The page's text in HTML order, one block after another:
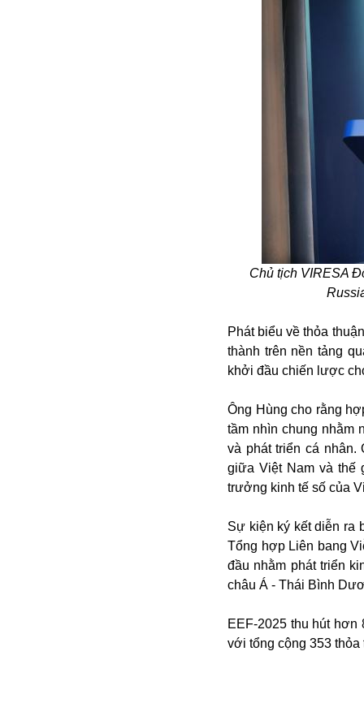
Chủ tịch VIRESA
Phát biểu về thỏa
thành trên nền tảng
khởi đầu chiến lược
Ông Hùng cho rằng
tầm nhìn chung nhằm
và phát triển cá nhân.
giữa Việt Nam và thế
trưởng kinh tế số của
Sự kiện ký kết diễn ra
Tổng hợp Liên bang
đầu nhằm phát triển
châu Á - Thái Bình
EEF-2025 thu hút hơn
với tổng cộng 353